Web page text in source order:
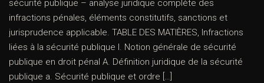
sécurité publique – analyse juridique complète des
infractions pénales, éléments constitutifs, sanctions et
jurisprudence applicable. TABLE DES MATIÈRES, Infractions
liées à la sécurité publique I. Notion générale de sécurité
publique en droit pénal A. Définition juridique de la sécurité
publique a. Sécurité publique et ordre […]